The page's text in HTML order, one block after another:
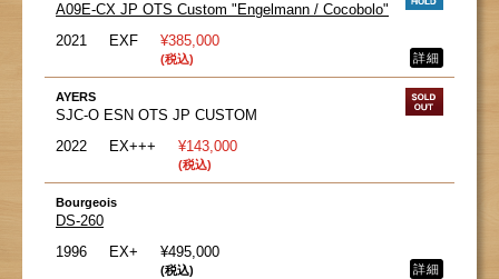
A09E-CX JP OTS Custom "Engelmann / Cocobolo"
2021
EXF ¥385,000
(税込) 詳細
AYERS
SJC-O ESN OTS JP CUSTOM
2022
EX+++ ¥143,000
(税込)
Bourgeois
DS-260
1996
EX+ ¥495,000
(税込) 詳細